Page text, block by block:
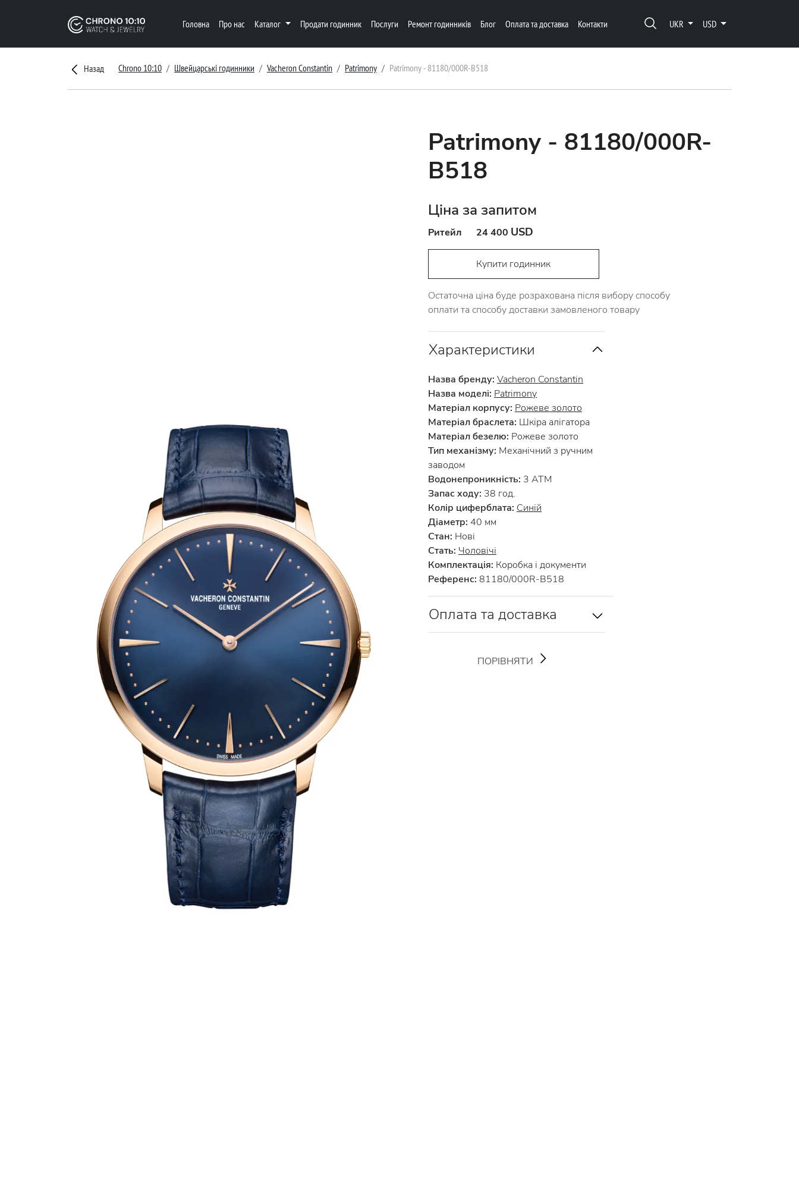
Головна Про нас Каталог Продати годинник Послуги Ремонт годинників Блог Оплата та доставка Контакти UKR USD
Назад Chrono 10:10 Швейцарські годинники Vacheron Constantin Patrimony Patrimony - 81180/000R-B518
Patrimony - 81180/000R-
B518
Ціна за запитом
Ритейл 24 400 USD
Купити годинник
Остаточна ціна буде розрахована після вибору способу
оплати та способу доставки замовленого товару
Характеристики
Назва бренду: Vacheron Constantin
Назва моделі: Patrimony
Матеріал корпусу: Рожеве золото
Матеріал браслета: Шкіра алігатора
Матеріал безелю: Рожеве золото
Тип механізму: Механічний з ручним
заводом
Водонепроникність: 3 АТМ
Запас ходу: 38 год.
Колір циферблата: Синій
Діаметр: 40 мм
Стан: Нові
Стать: Чоловічі
Комплектація: Коробка і документи
Референс: 81180/000R-B518
Оплата та доставка
ПОРІВНЯТИ